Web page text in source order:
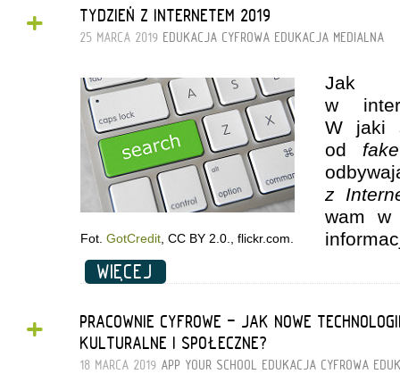
+ TYDZIEŃ Z INTERNETEM 2019
25 MARCA 2019 EDUKACJA CYFROWA EDUKACJA MEDIALNA
Fot. GotCredit , CC BY 2.0., flickr.com.
Jak
w
W jaki
od fake
z
wam w
WIĘCEJ
+
PRACOWNIE CYFROWE - JAK NOWE
KULTURALNE I SPOŁECZNE?
18 MARCA 2019 APP YOUR SCHOOL EDUKACJA CYFROWA